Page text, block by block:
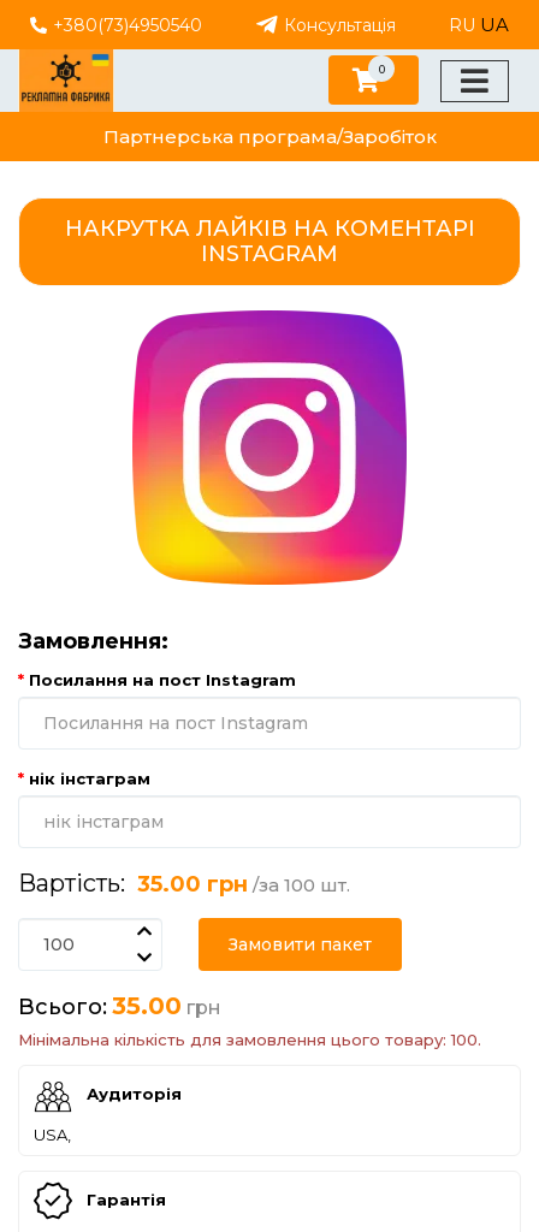
+380(73)4950540 Консультація RU UA
Партнерська програма/Заробіток
0
НАКРУТКА ЛАЙКІВ НА КОМЕНТАРІ
INSTAGRAM
Замовлення:
Посилання на пост Instagram
нік інстаграм
Вартість: 35.00 грн /за 100 шт.
Замовити пакет
Всього:35.00 грн
Мінімальна кількість для замовлення цього товару: 100.
Аудиторія
USA,
Гарантія